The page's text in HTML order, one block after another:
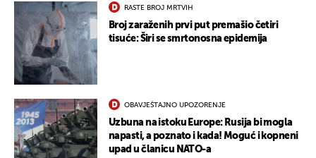
RASTE BROJ MRTVIH
Broj zaraženih prvi put premašio četiri
tisuće: Širi se smrtonosna epidemija
OBAVJEŠTAJNO UPOZORENJE
Uzbuna na istoku Europe: Rusija bi mogla
napasti, a poznato i kada! Moguć i kopneni
upad u članicu NATO-a